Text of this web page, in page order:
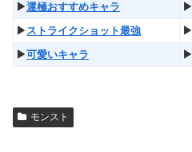
▶︎運極おすすめキャラ ▶︎
▶︎ ストライクショット最強 ▶︎
▶︎可愛いキャラ ▶︎
モンスト